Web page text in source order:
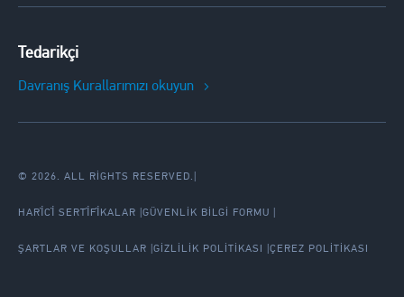
Tedarikçi
Davranış Kurallarımızı okuyun
© 2026. ALL RIGHTS RESERVED.
HARİCİ SERTİFİKALAR GÜVENLIK BILGI FORMU
ŞARTLAR VE KOŞULLAR GIZLILIK POLITIKASI ÇEREZ POLITIKASI